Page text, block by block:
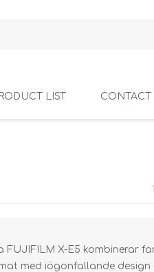
LIST CONTACT
FUJIFILM X-E5 kombinerar
med iögonfallande